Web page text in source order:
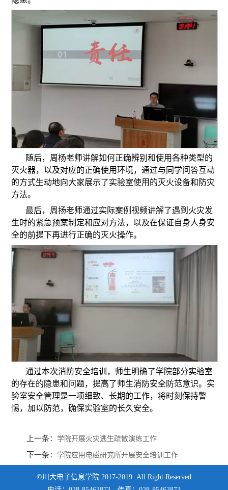
随后，周杨老师讲解如何正确辨别和使用各种类型的
灭火器，以及对应的正确使用环境，通过与同学问答互动
的方式生动地向大家展示了实验室使用的灭火设备和防灾
方法。
最后，周扬老师通过实际案例视频讲解了遇到火灾发
生时的紧急预案制定和应对方法，以及在保证自身人身安
全的前提下再进行正确的灭火操作。
通过本次消防安全培训，师生明确了学院部分实验室
的存在的隐患和问题，提高了师生消防安全防范意识。实
验室安全管理是一项细致、长期的工作，将时刻保持警
惕，加以防范，确保实验室的长久安全。
上一条：学院开展火灾逃生疏散演练工作
下一条：学院应用电磁研究所开展安全培训工作
©川大电子信息学院 2017-2019 All Right Reserved